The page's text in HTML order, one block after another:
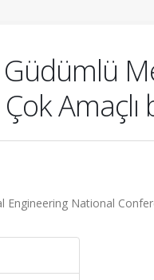
Amaçlı
National